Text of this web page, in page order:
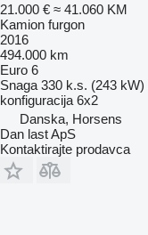
21.000 € ≈ 41.060 KM
Kamion furgon
2016
494.000 km
Euro 6
Snaga 330 k.s. (243 kW)
konfiguracija 6x2
Danska, Horsens
Dan last ApS
Kontaktirajte prodavca